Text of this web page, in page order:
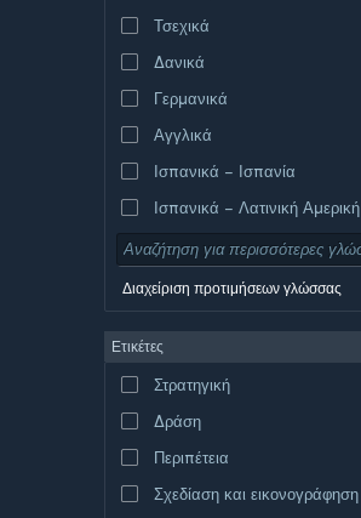
Τσεχικά
Δανικά
Γερμανικά
Αγγλικά
Ισπανικά – Ισπανία
Ισπανικά – Λατινική Αμερική
Διαχείριση προτιμήσεων γλώσσας
Ετικέτες
Στρατηγική
Δράση
Περιπέτεια
Σχεδίαση και εικονογράφηση